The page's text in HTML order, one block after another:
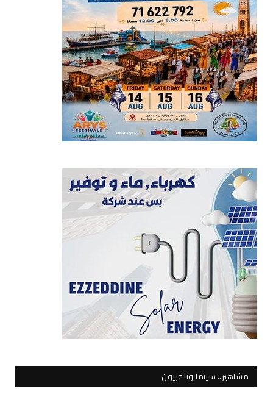
مشاهير.. سينما وتلفزيون